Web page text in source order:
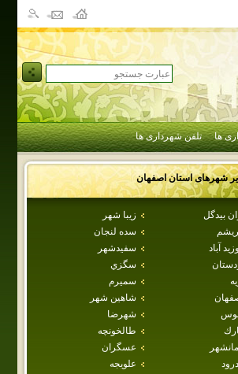
ها تلفن شهرداری ها
شهرهای استاناصفهان
بيدگل
زيبا شهر
سده لنجان
آباد
سفيدشهر
سگزي
سميرم
شاهين شهر
شهرضا
طالخونچه
عسگران
علويجه